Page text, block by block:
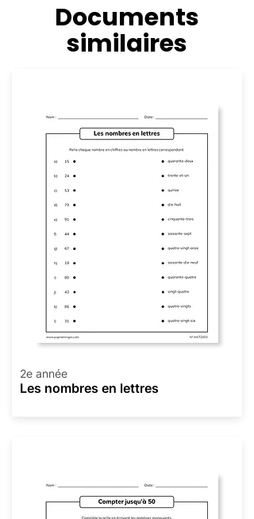
Documents
similaires
2e année
Les nombres en lettres